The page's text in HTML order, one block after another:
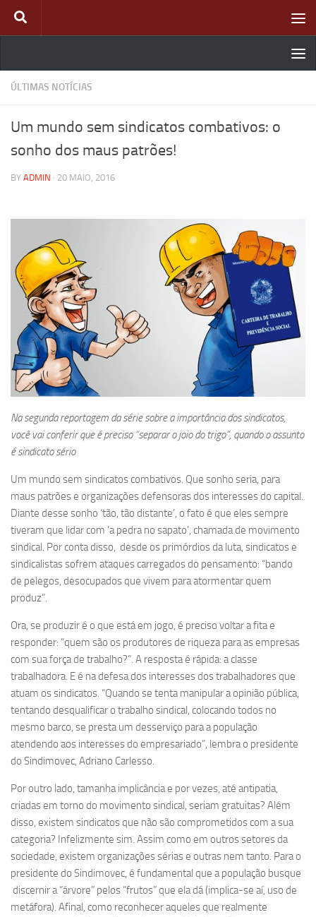
Skip to content
ÚLTIMAS NOTÍCIAS
Um mundo sem sindicatos combativos: o
sonho dos maus patrões!
BY ADMIN · 20 MAIO, 2016
Na segunda reportagem da série sobre a importância dos sindicatos,
você vai conferir que é preciso “separar o joio do trigo”, quando o assunto
é sindicato sério
Um mundo sem sindicatos combativos. Que sonho seria, para
maus patrões e organizações defensoras dos interesses do capital.
Diante desse sonho ‘tão, tão distante’, o fato é que eles sempre
tiveram que lidar com ‘a pedra no sapato’, chamada de movimento
sindical. Por conta disso, desde os primórdios da luta, sindicatos e
sindicalistas sofrem ataques carregados do pensamento: “bando
de pelegos, desocupados que vivem para atormentar quem
produz”.
Ora, se produzir é o que está em jogo, é preciso voltar a fita e
responder: “quem são os produtores de riqueza para as empresas
com sua força de trabalho?”. A resposta é rápida: a classe
trabalhadora. E é na defesa dos interesses dos trabalhadores que
atuam os sindicatos. “Quando se tenta manipular a opinião pública,
tentando desqualificar o trabalho sindical, colocando todos no
mesmo barco, se presta um desserviço para a população
atendendo aos interesses do empresariado”, lembra o presidente
do Sindimovec, Adriano Carlesso.
Por outro lado, tamanha implicância e por vezes, até antipatia,
criadas em torno do movimento sindical, seriam gratuitas? Além
disso, existem sindicatos que não são comprometidos com a sua
categoria? Infelizmente sim. Assim como em outros setores da
sociedade, existem organizações sérias e outras nem tanto. Para o
presidente do Sindimovec, é fundamental que a população busque
discernir a “árvore” pelos “frutos” que ela dá (implica-se aí, uso de
metáfora). Afinal, como reconhecer aqueles que realmente